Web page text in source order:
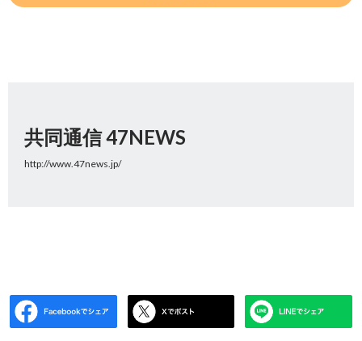
共同通信 47NEWS
http://www.47news.jp/